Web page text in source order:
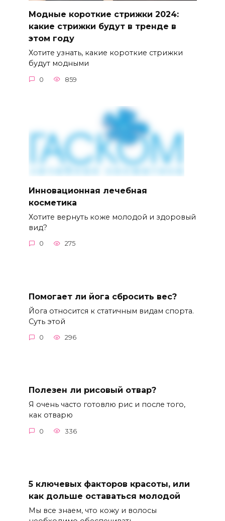
Модные короткие стрижки 2024:
какие стрижки будут в тренде в
этом году
Хотите узнать, какие короткие стрижки
будут модными
0 859
Инновационная лечебная
косметика
Хотите вернуть коже молодой и здоровый
вид?
0 275
Помогает ли йога сбросить вес?
Йога относится к статичным видам спорта.
Суть этой
0 296
Полезен ли рисовый отвар?
Я очень часто готовлю рис и после того,
как отварю
0 336
5 ключевых факторов красоты, или
как дольше оставаться молодой
Мы все знаем, что кожу и волосы